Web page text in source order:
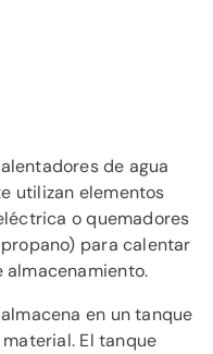
de agua
utilizan elementos
o quemadores
para calentar
en un tanque
El tanque